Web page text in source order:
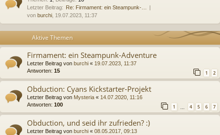
Letzter Beitrag: Re: Firmament: ein Steampunk-…
von burchi , 19.07.2023, 11:37
Aktive Themen
Firmament: ein Steampunk-Adventure
Letzter Beitrag von burchi « 19.07.2023, 11:37
Antworten: 15 1 2
Obduction: Cyans Kickstarter-Projekt
Letzter Beitrag von Mysteria « 14.07.2020, 11:16
Antworten: 100 1 … 4 5 6 7
Obduction, und seid ihr zufrieden? :)
Letzter Beitrag von burchi « 08.05.2017, 09:13